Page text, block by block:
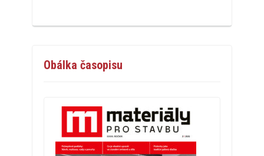
Obálka časopisu